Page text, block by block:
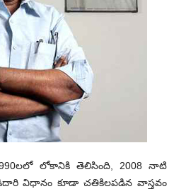
లోకానికి తెలిసింది, 2008 నాటి
విధానం కూడా చతికిలపడిన వాస్తవం